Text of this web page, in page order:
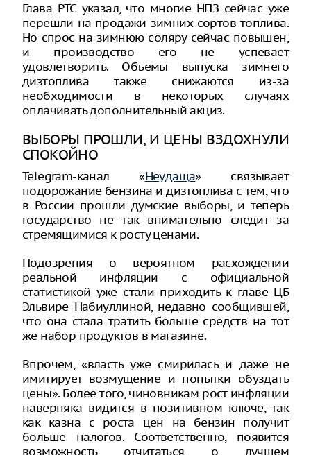
Глава РТС указал, что многие НПЗ сейчас уже
перешли на продажи зимних сортов топлива.
Но спрос на зимнюю соляру сейчас повышен,
и производство его не успевает
удовлетворить. Объемы выпуска зимнего
дизтоплива также снижаются из-за
необходимости в некоторых случаях
оплачивать дополнительный акциз.
ВЫБОРЫ ПРОШЛИ, И ЦЕНЫ ВЗДОХНУЛИ
СПОКОЙНО
Telegram-канал «Неудаща» связывает
подорожание бензина и дизтоплива с тем, что
в России прошли думские выборы, и теперь
государство не так внимательно следит за
стремящимися к росту ценами.
Подозрения о вероятном расхождении
реальной инфляции с официальной
статистикой уже стали приходить к главе ЦБ
Эльвире Набиуллиной, недавно сообщившей,
что она стала тратить больше средств на тот
же набор продуктов в магазине.
Впрочем, «власть уже смирилась и даже не
имитирует возмущение и попытки обуздать
цены». Более того, чиновникам рост инфляции
наверняка видится в позитивном ключе, так
как казна с роста цен на бензин получит
больше налогов. Соответственно, появится
возможность отчитаться о лучшем